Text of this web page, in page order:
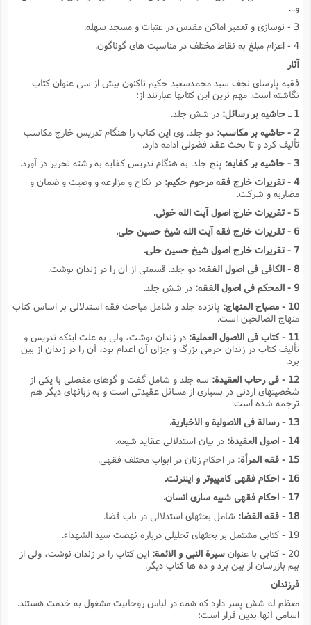
و...
3 - نوسازى و تعمیر اماکن مقدس در عتبات و مسجد سهله.
4 - اعزام مبلغ به نقاط مختلف در مناسبت هاى گوناگون.
آثار
فقیه پارساى نجف سید محمدسعید حکیم تاکنون بیش از سى عنوان کتاب
نگاشته است. مهم ترین این کتابها عبارتند از:
1 ـ حاشیه بر رسائل:
در شش جلد.
2 - حاشیه بر مکاسب:
دو جلد. وى این کتاب را هنگام تدریس خارج مکاسب
تألیف کرد و تا بحث عقد فضولى ادامه دارد.
3 - حاشیه بر کفایه:
پنج جلد. به هنگام تدریس کفایه به رشته تحریر در آورد.
4 - تقریرات خارج فقه مرحوم حکیم:
در نکاح و مزارعه و وصیت و ضمان و
مضاربه و شرکت.
5 - تقریرات خارج اصول آیت الله خوئى.
6 - تقریرات خارج فقه آیت الله شیخ حسین حلى.
7 - تقریرات خارج اصول شیخ حسین حلى.
8 - الکافى فى اصول الفقه:
دو جلد. قسمتى از آن را در زندان نوشت.
9 - المحکم فى اصول الفقه:
در شش جلد.
10 - مصباح المنهاج:
پانزده جلد و شامل مباحث فقه استدلالى بر اساس کتاب
منهاج الصالحین است.
11 - کتاب فى الاصول العملیة:
در زندان نوشت، ولى به علت اینکه تدریس و
تألیف کتاب در زندان جرمى بزرگ و جزاى آن اعدام بود، آن را در زندان از بین
برد.
12 - فى رحاب العقیدة:
سه جلد و شامل گفت و گوهاى مفصلى با یکى از
شخصیتهاى اردنى در بسیارى از مسائل عقیدتى است و به زبانهاى دیگر هم
ترجمه شده است.
13 - رسالة فى الاصولیة و الاخباریة.
14 - اصول العقیدة:
در بیان استدلالى عقاید شیعه.
15 - فقه المرأة:
در احکام زنان در ابواب مختلف فقهى.
16 - احکام فقهى کامپیوتر و اینترنت.
17 - احکام فقهى شبیه سازى انسان.
18 - فقه القضا:
شامل بحثهاى استدلالى در باب قضا.
19 - کتابى مشتمل بر بحثهاى تحلیلى درباره نهضت سید الشهداء.
20 - کتابى با عنوان
سیرة النبى و الائمة:این کتاب را در زندان نوشت، ولى از
بیم بازرسان از بین برد و ده ها کتاب دیگر.
فرزندان
معظم له شش پسر دارد که همه در لباس روحانیت مشغول به خدمت هستند.
اسامى آنها بدین قرار است: